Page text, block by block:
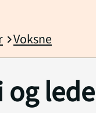
chevron_rightVoksne